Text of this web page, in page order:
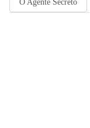
O Agente Secreto